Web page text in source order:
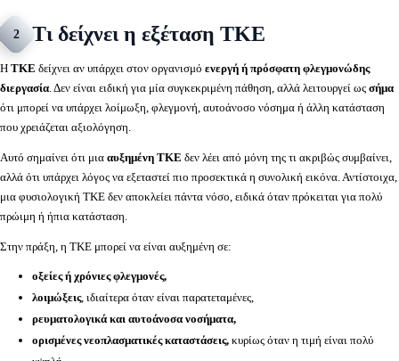
2 Τι δείχνει η εξέταση ΤΚΕ
Η ΤΚΕ δείχνει αν υπάρχει στον οργανισμό ενεργή ή πρόσφατη φλεγμονώδης
διεργασία. Δεν είναι ειδική για μία συγκεκριμένη πάθηση, αλλά λειτουργεί ως σήμα
ότι μπορεί να υπάρχει λοίμωξη, φλεγμονή, αυτοάνοσο νόσημα ή άλλη κατάσταση
που χρειάζεται αξιολόγηση.
Αυτό σημαίνει ότι μια αυξημένη ΤΚΕ δεν λέει από μόνη της τι ακριβώς συμβαίνει,
αλλά ότι υπάρχει λόγος να εξεταστεί πιο προσεκτικά η συνολική εικόνα. Αντίστοιχα,
μια φυσιολογική ΤΚΕ δεν αποκλείει πάντα νόσο, ειδικά όταν πρόκειται για πολύ
πρώιμη ή ήπια κατάσταση.
Στην πράξη, η ΤΚΕ μπορεί να είναι αυξημένη σε:
οξείες ή χρόνιες φλεγμονές,
λοιμώξεις, ιδιαίτερα όταν είναι παρατεταμένες,
ρευματολογικά και αυτοάνοσα νοσήματα,
ορισμένες νεοπλασματικές καταστάσεις, κυρίως όταν η τιμή είναι πολύ